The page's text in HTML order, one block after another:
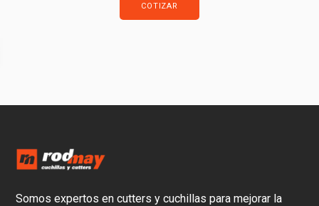
COTIZAR
Somos expertos en cutters y cuchillas para mejorar la